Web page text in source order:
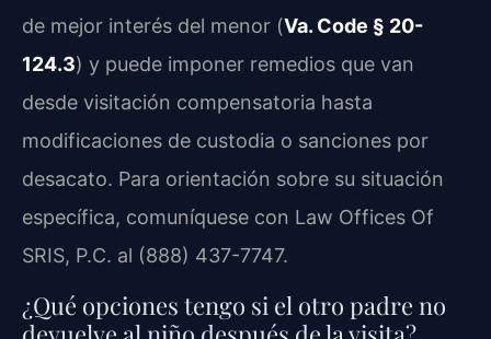
de mejor interés del menor (Va. Code § 20-
124.3) y puede imponer remedios que van
desde visitación compensatoria hasta
modificaciones de custodia o sanciones por
desacato. Para orientación sobre su situación
específica, comuníquese con Law Offices Of
SRIS, P.C. al (888) 437-7747.
¿Qué opciones tengo si el otro padre no